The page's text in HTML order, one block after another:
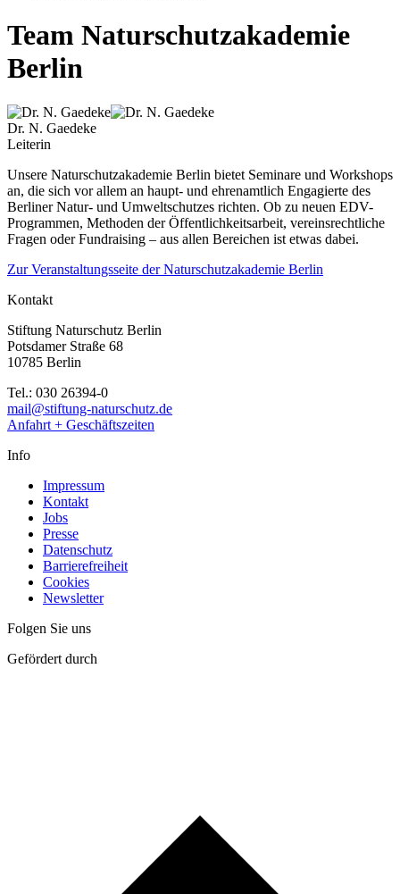
Team Naturschutzakademie
Berlin
Dr. N. Gaedeke
Leiterin
Unsere Naturschutzakademie Berlin bietet Seminare und Workshops
an, die sich vor allem an haupt- und ehrenamtlich Engagierte des
Berliner Natur- und Umweltschutzes richten. Ob zu neuen EDV-
Programmen, Methoden der Öffentlichkeitsarbeit, vereinsrechtliche
Fragen oder Fundraising – aus allen Bereichen ist etwas dabei.
Zur Veranstaltungsseite der Naturschutzakademie Berlin
Kontakt
Stiftung Naturschutz Berlin
Potsdamer Straße 68
10785 Berlin
Tel.: 030 26394-0
mail@stiftung-naturschutz.de
Anfahrt + Geschäftszeiten
Info
Impressum
Kontakt
Jobs
Presse
Datenschutz
Barrierefreiheit
Cookies
Newsletter
Folgen Sie uns
Gefördert durch